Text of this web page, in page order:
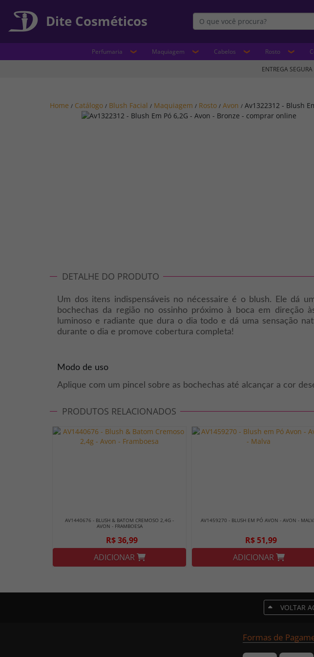
Dite Cosméticos
Perfumaria Maquiagem Cabelos Rosto
ENTREGA
Home / Catálogo / Blush Facial / Maquiagem / Rosto / Avon / Av1322312 - Blush
DETALHE DO PRODUTO
Um dos itens indispensáveis no nécessaire é o blush. Ele dá
bochechas da região no ossinho próximo à boca em direção
luminoso e radiante que dura o dia todo e dá uma sensação
durante o dia e promove cobertura completa!
Modo de uso
Aplique com um pincel sobre as bochechas até alcançar a cor
PRODUTOS RELACIONADOS
AV1440676 - BLUSH & BATOM CREMOSO 2,4G -
AVON - FRAMBOESA
R$ 36,99
ADICIONAR
AV1459270 - BLUSH EM PÓ AVON - AVON -
R$ 51,99
ADICIONAR
VOLTAR
Formas de